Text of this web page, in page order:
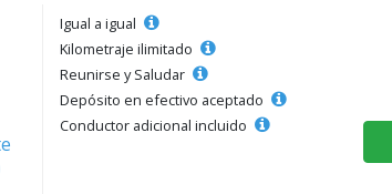
Igual a igual
Kilometraje ilimitado
Reunirse y Saludar
Depósito en efectivo aceptado
Conductor adicional incluido